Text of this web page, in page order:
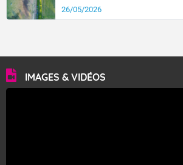
26/05/2026
IMAGES & VIDÉOS